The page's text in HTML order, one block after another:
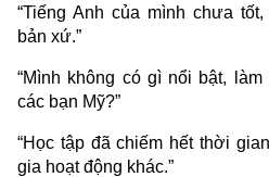
“Tiếng Anh của mình chưa
bản xứ.”
“Mình không có gì nổi bật,
các bạn Mỹ?”
“Học tập đã chiếm hết thời
gia hoạt động khác.”